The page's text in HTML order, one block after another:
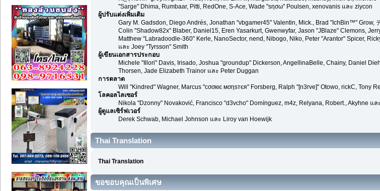
"Sarge" Dhima, Rumbaar, Pitti, RedOne, S-Ace, Wade "sησω" Poulsen, xenovanis และ ziycon
ผู้ปรับแต่งเพิ่มเติม
Gary M. Gadsdon, Diego Andrés, Jonathan "vbgamer45" Valentin, Mick., Brad "IchBin™"
Colin "Shadow82x" Blaber, Daniel15, Eren Yasarkurt, Gwenwyfar, Jason "JBlaze" Clemons,
Matthew "Labradoodle-360" Kerle, NanoSector, nend, Nibogo, Niko, Peter "Arantor" Spicer,
และ Joey "Tyrsson" Smith
ผู้เขียนเอกสารประกอบ
Michele "Illori" Davis, Irisado, Joshua "groundup" Dickerson, AngellinaBelle, Chainy, Daniel
Thorsen, Jade Elizabeth Trainor และ Peter Duggan
การตลาด
Will "Kindred" Wagner, Marcus "cσσкιє мσηѕтєя" Forsberg, Ralph "[n3rve]" Otowo, rickC, Tony
โลคอลไลเซอร์
Nikola "Dzonny" Novaković, Francisco "d3vcho" Domínguez, m4z, Relyana, Robert., Akyhne แล
ผู้ดูแลเซิร์ฟเวอร์
Derek Schwab, Michael Johnson และ Liroy van Hoewijk
Thai Translation
Thai Translation
ขอขอบคุณเป็นพิเศษ